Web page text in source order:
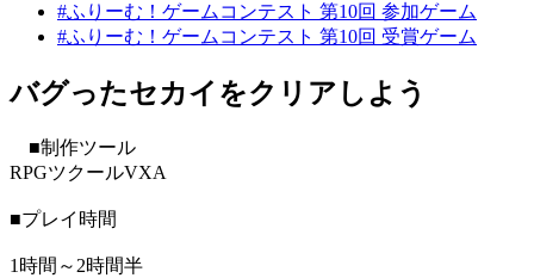
#ふりーむ！ゲームコンテスト 第10回 参加ゲーム
#ふりーむ！ゲームコンテスト 第10回 受賞ゲーム
バグったセカイをクリアしよう
■制作ツール
RPGツクールVXA
■プレイ時間
1時間～2時間半